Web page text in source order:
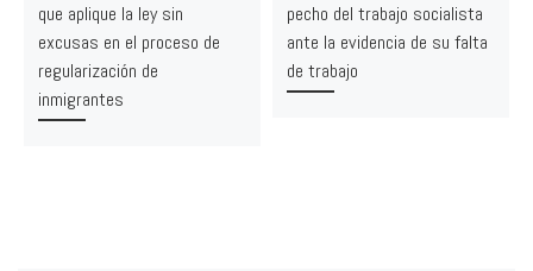
que aplique la ley sin
excusas en el proceso de
regularización de
inmigrantes
pecho del trabajo socialista
ante la evidencia de su falta
de trabajo